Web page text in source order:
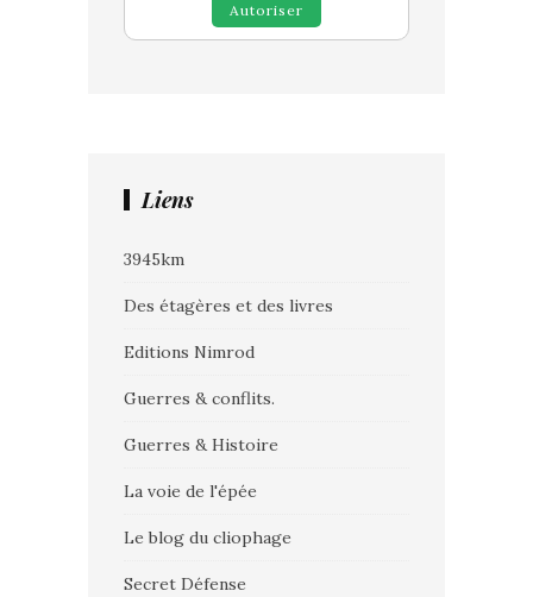
Autoriser
Liens
3945km
Des étagères et des livres
Editions Nimrod
Guerres & conflits.
Guerres & Histoire
La voie de l'épée
Le blog du cliophage
Secret Défense